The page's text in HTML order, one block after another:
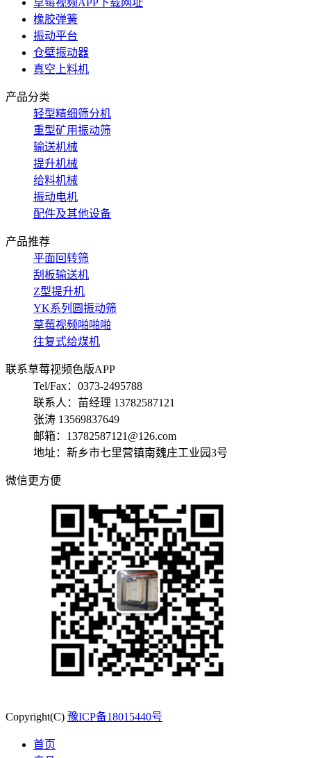
橡胶弹簧
振动平台
仓壁振动器
真空上料机
产品分类
轻型精细筛分机
重型矿用振动筛
输送机械
提升机械
给料机械
振动电机
配件及其他设备
产品推荐
平面回转筛
刮板输送机
Z型提升机
YK系列圆振动筛
草莓视频啪啪啪
往复式给煤机
联系草莓视频色版APP
Tel/Fax：0373-2495788
联系人：苗经理 13782587121
张涛 13569837649
邮箱：13782587121@126.com
地址：新乡市七里营镇南魏庄工业园3号
微信更方便
Copyright(C) 豫ICP备18015440号
首页